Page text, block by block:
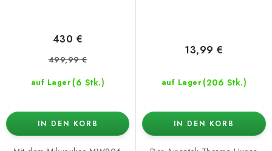
auf Lager (6 Stk.)
430 €
499,99 €
IN DEN KORB
auf Lager (206 Stk.)
13,99 €
IN DEN KORB